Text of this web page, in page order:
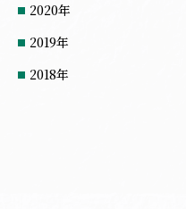
2020年
2019年
2018年